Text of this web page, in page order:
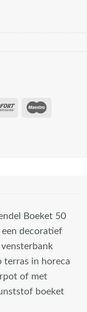
Boeket 50
een decoratief
terras in horeca
of met
boeket